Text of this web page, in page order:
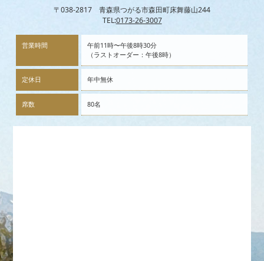
〒038-2817 青森県つがる市森田町床舞藤山244
TEL:0173-26-3007
営業時間
午前11時〜午後8時30分
（ラストオーダー：午後8時）
定休日 年中無休
席数 80名